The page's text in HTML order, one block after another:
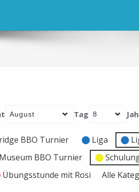
Tag
BBO Turnier Liga
BBO Turnier
Übungsstunde mit Rosi Alle